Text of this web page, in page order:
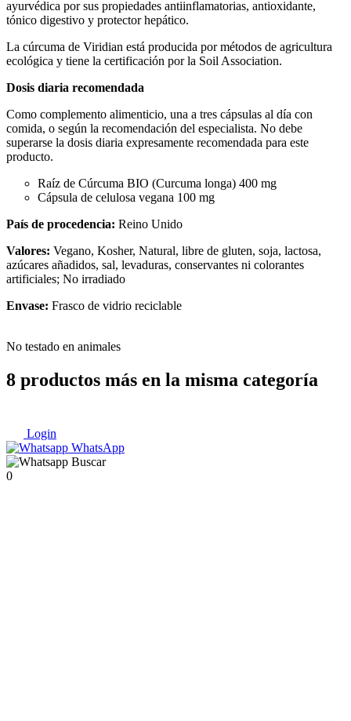
ayurvédica por sus propiedades antiinflamatorias, antioxidante,
tónico digestivo y protector hepático.
La cúrcuma de Viridian está producida por métodos de agricultura
ecológica y tiene la certificación por la Soil Association.
Dosis diaria recomendada
Como complemento alimenticio, una a tres cápsulas al día con
comida, o según la recomendación del especialista. No debe
superarse la dosis diaria expresamente recomendada para este
producto.
Raíz de Cúrcuma BIO (Curcuma longa) 400 mg
Cápsula de celulosa vegana 100 mg
País de procedencia: Reino Unido
Valores: Vegano, Kosher, Natural, libre de gluten, soja, lactosa,
azúcares añadidos, sal, levaduras, conservantes ni colorantes
artificiales; No irradiado
Envase: Frasco de vidrio reciclable
No testado en animales
8 productos más en la misma categoría
Login
WhatsApp
Buscar
0